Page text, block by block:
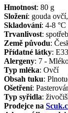
Hmotnost: 80 g
Složení: gouda
Skladování: 4-8 °C
Trvanlivost:
Země původu:
Přídatné látky:
Alergeny: 7 -
Typ mléka: Ovčí
Obsah tuku:
Ošetření:
Typ syřidla:
Prodejce na